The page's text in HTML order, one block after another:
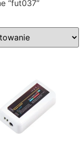
“fut037”